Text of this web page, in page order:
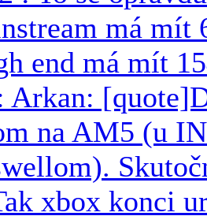
má
end má mít
Arkan:
na AM5 (u
xbox konci